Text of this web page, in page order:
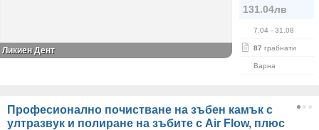
131.04лв
7.04 - 31.08
87 грабнати
Варна
Ликиен Дент
Професионално почистване на зъбен камък с
ултразвук и полиране на зъбите с Air Flow, плюс